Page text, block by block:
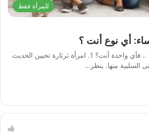
للمرأة فقط
عشرة أنواع من النساء .. فأي واحدة أنت؟ 1. امرأة ثرثارة تحبين الحديث
منها. ينظر…